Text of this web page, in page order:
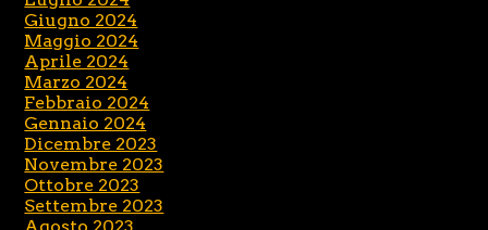
Giugno 2024
Maggio 2024
Aprile 2024
Marzo 2024
Febbraio 2024
Gennaio 2024
Dicembre 2023
Novembre 2023
Ottobre 2023
Settembre 2023
Agosto 2023